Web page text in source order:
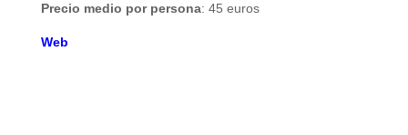
Precio medio por persona: 45 euros
Web